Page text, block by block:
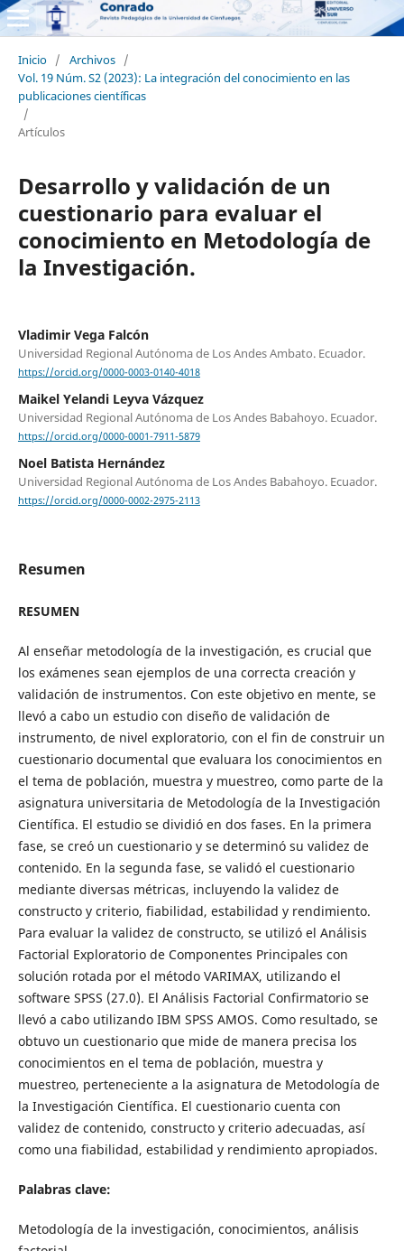
Inicio / Archivos /
Vol. 19 Núm. S2 (2023): La integración del conocimiento en las
publicaciones científicas
/
Artículos
Desarrollo y validación de un
cuestionario para evaluar el
conocimiento en Metodología de
la Investigación.
Vladimir Vega Falcón
Universidad Regional Autónoma de Los Andes Ambato. Ecuador.
https://orcid.org/0000-0003-0140-4018
Maikel Yelandi Leyva Vázquez
Universidad Regional Autónoma de Los Andes Babahoyo. Ecuador.
https://orcid.org/0000-0001-7911-5879
Noel Batista Hernández
Universidad Regional Autónoma de Los Andes Babahoyo. Ecuador.
https://orcid.org/0000-0002-2975-2113
Resumen
RESUMEN
Al enseñar metodología de la investigación, es crucial que
los exámenes sean ejemplos de una correcta creación y
validación de instrumentos. Con este objetivo en mente, se
llevó a cabo un estudio con diseño de validación de
instrumento, de nivel exploratorio, con el fin de construir un
cuestionario documental que evaluara los conocimientos en
el tema de población, muestra y muestreo, como parte de la
asignatura universitaria de Metodología de la Investigación
Científica. El estudio se dividió en dos fases. En la primera
fase, se creó un cuestionario y se determinó su validez de
contenido. En la segunda fase, se validó el cuestionario
mediante diversas métricas, incluyendo la validez de
constructo y criterio, fiabilidad, estabilidad y rendimiento.
Para evaluar la validez de constructo, se utilizó el Análisis
Factorial Exploratorio de Componentes Principales con
solución rotada por el método VARIMAX, utilizando el
software SPSS (27.0). El Análisis Factorial Confirmatorio se
llevó a cabo utilizando IBM SPSS AMOS. Como resultado, se
obtuvo un cuestionario que mide de manera precisa los
conocimientos en el tema de población, muestra y
muestreo, perteneciente a la asignatura de Metodología de
la Investigación Científica. El cuestionario cuenta con
validez de contenido, constructo y criterio adecuadas, así
como una fiabilidad, estabilidad y rendimiento apropiados.
Palabras clave:
Metodología de la investigación, conocimientos, análisis